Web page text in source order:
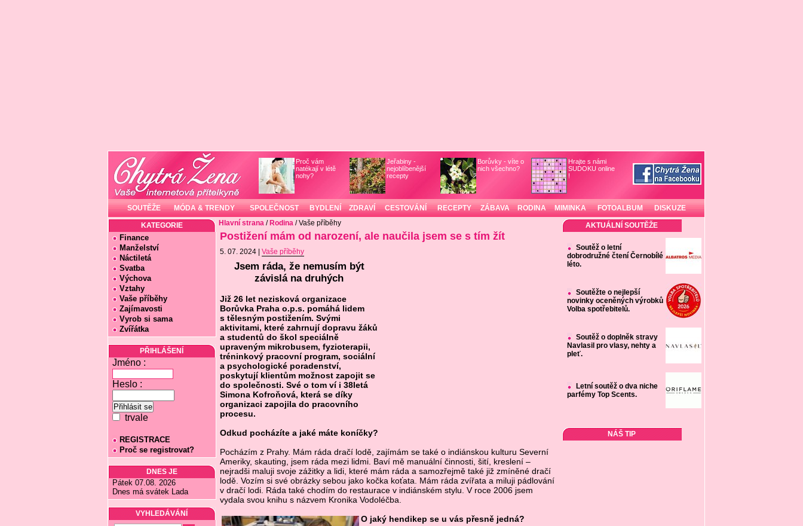
Proč vám
natékají v létě
nohy?
Jeřabiny -
nejoblíbenější
recepty
Borůvky - víte o
nich všechno?
Hrajte s námi
SUDOKU online
!
SOUTĚŽE MÓDA & TRENDY SPOLEČNOST BYDLENÍ ZDRAVÍ CESTOVÁNÍ RECEPTY ZÁBAVA RODINA MIMINKA FOTOALBUM DISKUZE
KATEGORIE
Finance
Manželství
Náctiletá
Svatba
Výchova
Vztahy
Vaše příběhy
Zajímavosti
Vyrob si sama
Zvířátka
PŘIHLÁŠENÍ
Jméno :
Heslo :
trvale
REGISTRACE
Proč se registrovat?
DNES JE
Pátek 07.08. 2026
Dnes má svátek Lada
VYHLEDÁVÁNÍ
Hlavní strana/ Rodina/ Vaše příběhy
Postižení mám od narození, ale naučila jsem se s tím žít
5. 07. 2024 | Vaše příběhy
Jsem ráda, že nemusím být
závislá na druhých
Již 26 let nezisková organizace
Borůvka Praha o.p.s. pomáhá lidem
s tělesným postižením. Svými
aktivitami, které zahrnují dopravu žáků
a studentů do škol speciálně
upraveným mikrobusem, fyzioterapii,
tréninkový pracovní program, sociální
a psychologické poradenství,
poskytují klientům možnost zapojit se
do společnosti. Své o tom ví i 38letá
Simona Kofroňová, která se díky
organizaci zapojila do pracovního
procesu.
Odkud pocházíte a jaké máte koníčky?
Pocházím z Prahy. Mám ráda dračí lodě, zajímám se také o indiánskou kulturu Severní
Ameriky, skauting, jsem ráda mezi lidmi. Baví mě manuální činnosti, šití, kreslení –
nejradši maluji svoje zážitky a lidi, které mám ráda a samozřejmě také již zmíněné dračí
lodě. Vozím si své obrázky sebou jako kočka koťata. Mám ráda zvířata a miluji pádlování
v dračí lodi. Ráda také chodím do restaurace v indiánském stylu. V roce 2006 jsem
vydala svou knihu s názvem Kronika Vodoléčba.
O jaký hendikep se u vás přesně jedná?
AKTUÁLNÍ SOUTĚŽE
Soutěž o letní
dobrodružné čtení Černobílé
léto.
Soutěžte o nejlepší
novinky oceněných výrobků
Volba spotřebitelů.
Soutěž o doplněk stravy
Navlasil pro vlasy, nehty a
pleť.
Letní soutěž o dva niche
parfémy Top Scents.
NÁŠ TIP